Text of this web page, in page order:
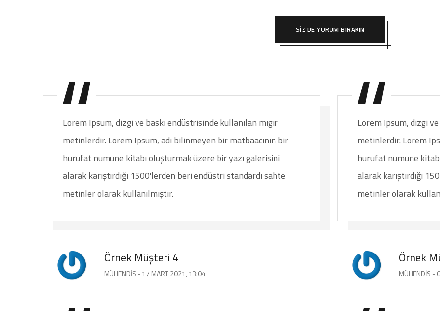
SİZ DE YORUM BIRAKIN
Lorem Ipsum, dizgi ve baskı endüstrisinde kullanılan mıgır
metinlerdir. Lorem Ipsum, adı bilinmeyen bir matbaacının bir
hurufat numune kitabı oluşturmak üzere bir yazı galerisini
alarak karıştırdığı 1500'lerden beri endüstri standardı sahte
metinler olarak kullanılmıştır.
Örnek Müşteri 4
MÜHENDIS - 17 MART 2021, 13:04
Lorem Ipsum, dizgi
metinlerdir. Lorem
hurufat numune
alarak karıştırdığı
metinler olarak
Örnek
MÜHENDIS -